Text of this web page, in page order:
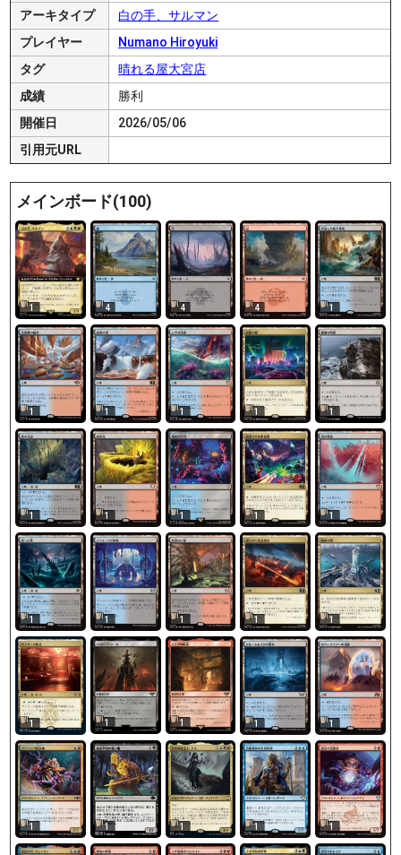
アーキタイプ
白の手、サルマン
プレイヤー
Numano Hiroyuki
タグ
晴れる屋大宮店
成績
勝利
開催日
2026/05/06
引用元URL
メインボード(100)
1 4 4 4 1
1 1 1 1 1
1 1 1 1 1
1 1 1 1 1
1 1 1 1 1
1 1 1 1 1